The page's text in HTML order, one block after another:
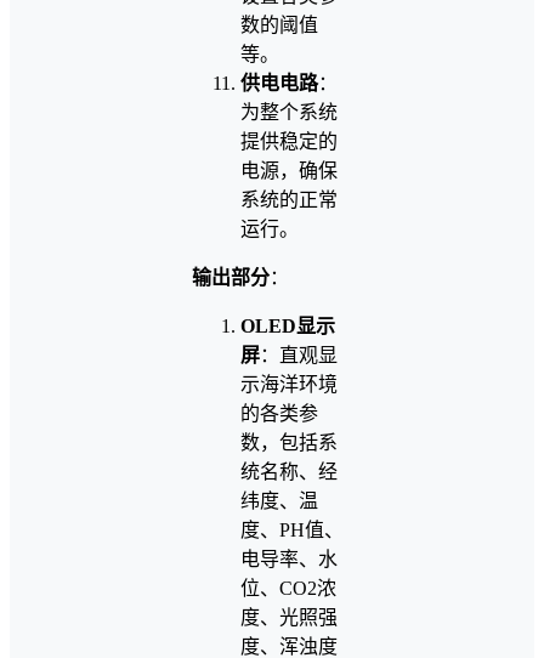
数的阈值
等。
供电电路：
为整个系统
提供稳定的
电源，确保
系统的正常
运行。
输出部分：
OLED显示
屏：直观显
示海洋环境
的各类参
数，包括系
统名称、经
纬度、温
度、PH值、
电导率、水
位、CO2浓
度、光照强
度、浑浊度